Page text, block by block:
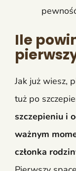
Ile
Jak już wiesz,
tuż po
szczepieniu i
ważnym
członka